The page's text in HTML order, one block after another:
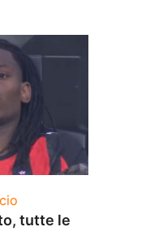
tutte le